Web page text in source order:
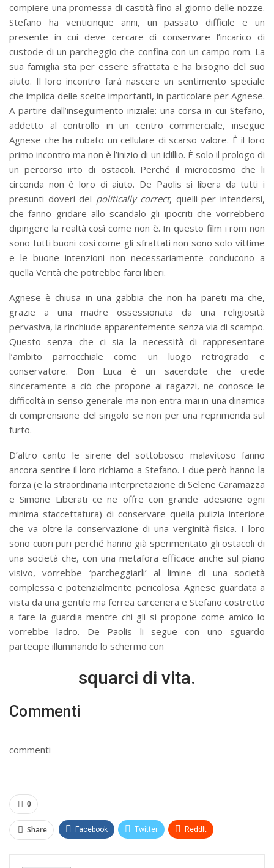
compiere una promessa di castità fino al giorno delle nozze.
Stefano ha venticinque anni, un passato difficile e un
presente in cui deve cercare di conservare l’incarico di
custode di un parcheggio che confina con un campo rom. La
sua famiglia sta per essere sfrattata e ha bisogno del suo
aiuto. Il loro incontro farà nascere un sentimento speciale
che implica delle scelte importanti, in particolare per Agnese.
A partire dall’inseguimento iniziale: una corsa in cui Stefano,
addetto al controllo in un centro commerciale, insegue
Agnese che ha rubato un cellulare di scarso valore. È il loro
primo incontro ma non è l’inizio di un idillio. È solo il prologo di
un percorso irto di ostacoli. Perché il microcosmo che li
circonda non è loro di aiuto. De Paolis si libera da tutti i
presunti doveri del politically correct, quelli per intendersi,
che fanno gridare allo scandalo gli ipocriti che vorrebbero
dipingere la realtà così come non è. In questo film i rom non
sono tutti buoni così come gli sfrattati non sono solo vittime
e le buone intenzioni non necessariamente conducono a
quella Verità che potrebbe farci liberi.
Agnese è chiusa in una gabbia che non ha pareti ma che,
grazie a una madre ossessionata da una religiosità
pervasiva, la rinchiude apparentemente senza via di scampo.
Questo senza che ci sia la necessità di rappresentare
l’ambito parrocchiale come un luogo retrogrado e
conservatore. Don Luca è un sacerdote che crede
sinceramente a ciò che propone ai ragazzi, ne conosce le
difficoltà in senso generale ma non entra mai in una dinamica
di comprensione del singolo se non per una reprimenda sul
furto.
D’altro canto le sirene del sottobosco malavitoso fanno
ancora sentire il loro richiamo a Stefano. I due però hanno la
forza (e la straordinaria interpretazione di Selene Caramazza
e Simone Liberati ce ne offre con grande adesione ogni
minima sfaccettatura) di conservare quella pulizia interiore
che va oltre la conservazione di una verginità fisica. I loro
sono cuori puri perché hanno già sperimentato gli ostacoli di
una società che, con una metafora efficace anche sul piano
visivo, vorrebbe ‘parcheggiarli’ al limine di una società
complessa e potenzialmente pericolosa. Agnese guardata a
vista da una gentile ma ferrea carceriera e Stefano costretto
a fare la guardia mentre chi gli si propone come amico lo
vorrebbe ladro. De Paolis li segue con uno sguardo
partecipe illuminando lo schermo con
squarci di vita.
Commenti
commenti
0
Share Facebook Twitter ReddIt